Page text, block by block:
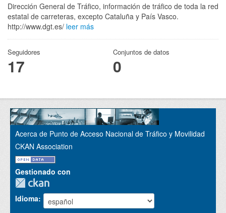
Dirección General de Tráfico, información de tráfico de toda la red
estatal de carreteras, excepto Cataluña y País Vasco.
http://www.dgt.es/ leer más
Seguidores
17
Conjuntos de datos
0
Acerca de Punto de Acceso Nacional de Tráfico y Movilidad
CKAN Association
Gestionado con
Idioma